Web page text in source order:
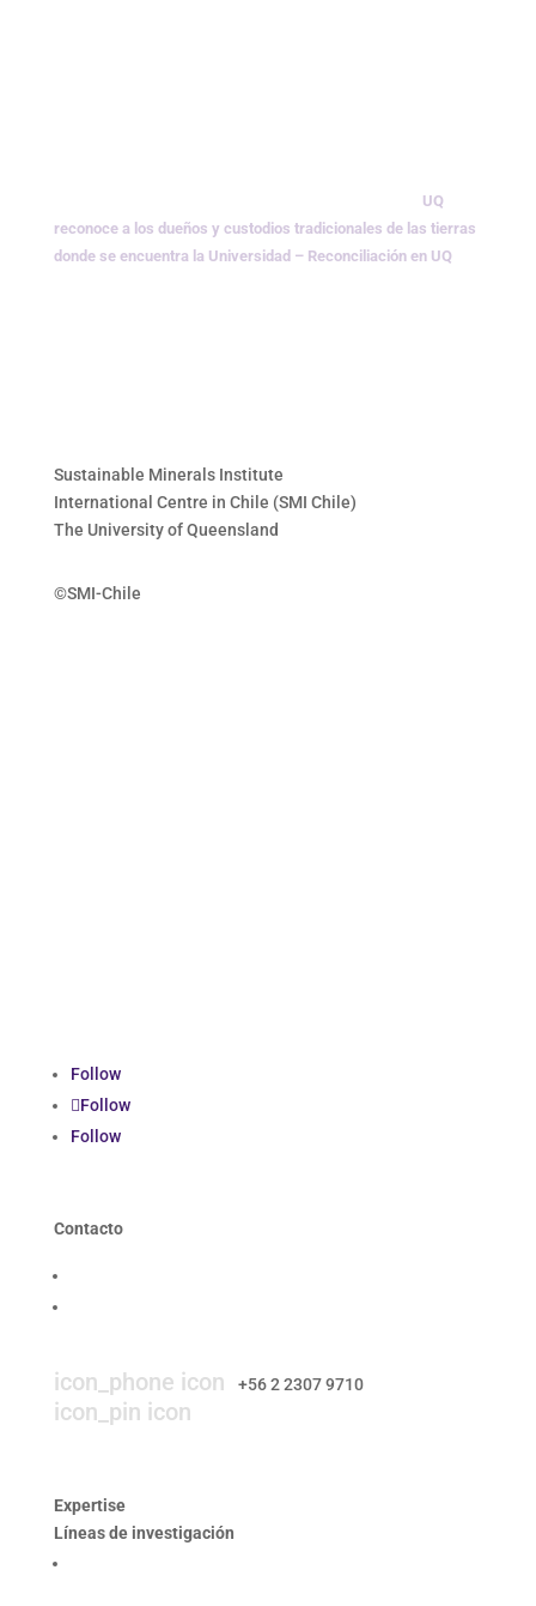
UQ
reconoce a los dueños y custodios tradicionales de las tierras
donde se encuentra la Universidad – Reconciliación en UQ
Sustainable Minerals Institute
International Centre in Chile (SMI Chile)
The University of Queensland
©SMI-Chile
Follow
Follow
Follow
Contacto
icon_phone icon +56 2 2307 9710​
icon_pin icon
Expertise
Líneas de investigación